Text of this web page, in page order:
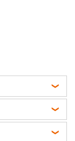
средство